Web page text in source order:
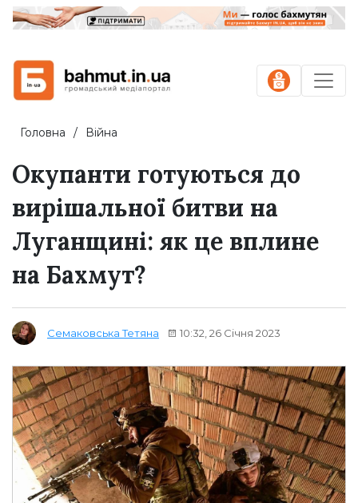
Головна Війна
Окупанти готуються до
вирішальної битви на
Луганщині: як це вплине
на Бахмут?
Семаковська Тетяна 10:32, 26 Січня 2023